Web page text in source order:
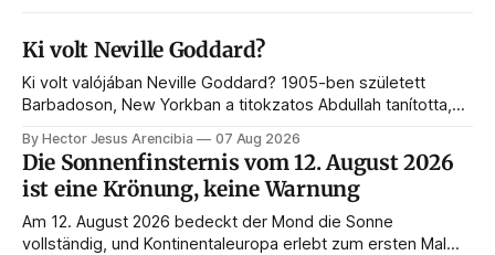
Ki volt Neville Goddard?
Ki volt valójában Neville Goddard? 1905-ben született
Barbadoson, New Yorkban a titokzatos Abdullah tanította,
manifesztálásnak a mestere. Íme az élete, a tanítói, a
könyvei és a hagyatéka.
By Hector Jesus Arencibia 07 Aug 2026
Die Sonnenfinsternis vom 12. August 2026
ist eine Krönung, keine Warnung
Am 12. August 2026 bedeckt der Mond die Sonne
vollständig, und Kontinentaleuropa erlebt zum ersten Mal